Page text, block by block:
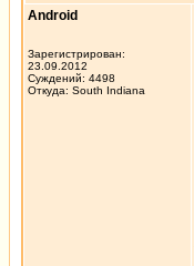
Android
Зарегистрирован:
23.09.2012
Суждений: 4498
Откуда: South Indiana